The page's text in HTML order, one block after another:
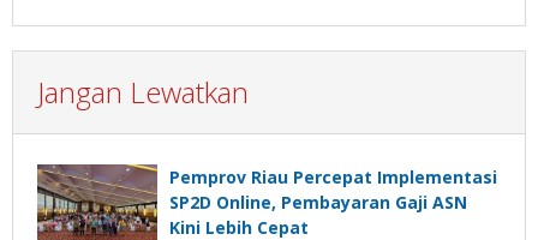
Jangan Lewatkan
Pemprov Riau Percepat Implementasi
SP2D Online, Pembayaran Gaji ASN
Kini Lebih Cepat